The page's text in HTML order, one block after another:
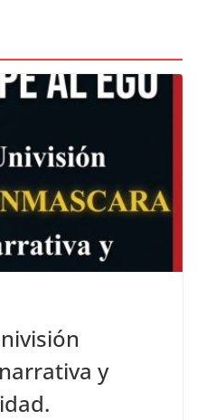
narrativa y